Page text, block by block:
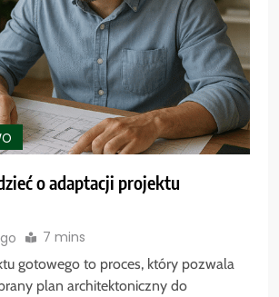
o adaptacji projektu
7 mins
gotowego to proces, który pozwala
plan architektoniczny do